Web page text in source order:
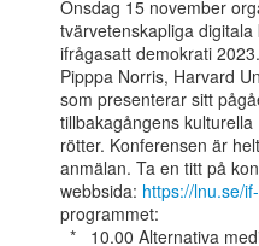
Onsdag 15 november
tvärvetenskapliga
ifrågasatt demokrati
Pipppa Norris, Harvard
som presenterar sitt
tillbakagångens kulturella
rötter. Konferensen är
anmälan. Ta en titt på
webbsida: https://lnu.se/
programmet: